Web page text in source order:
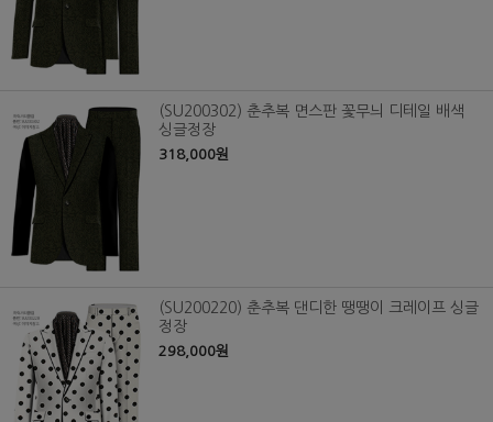
(SU200302) 춘추복 면스판 꽃무늬 디테일 배색
싱글정장
318,000원
(SU200220) 춘추복 댄디한 땡땡이 크레이프 싱글
정장
298,000원